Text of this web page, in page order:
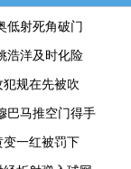
低射死角破门
浩洋及时化险
规在先被吹
巴马推空门得手
一红被罚下